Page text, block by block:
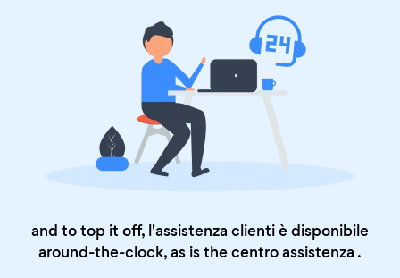
and to top it off, l'assistenza clienti è disponibile
around-the-clock, as is thecentro assistenza .